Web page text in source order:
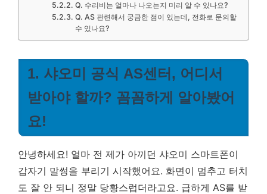
Q. 수리비는 얼마나 나오는지 미리 알 수 있나요?
Q. AS 관련해서 궁금한 점이 있는데, 전화로 문의할
수 있나요?
1. 샤오미 공식 AS센터, 어디서
받아야 할까? 꼼꼼하게 알아봤어
요!
안녕하세요! 얼마 전 제가 아끼던 샤오미 스마트폰이
갑자기 말썽을 부리기 시작했어요. 화면이 멈추고 터치
도 잘 안 되니 정말 당황스럽더라고요. 급하게 AS를 받